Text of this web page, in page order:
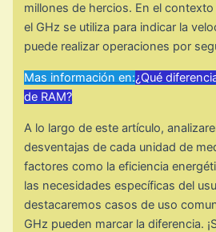
millones de hercios. En el
el GHz se utiliza para indicar la
puede realizar operaciones por
Mas información en:¿Qué
de RAM?
A lo largo de este artículo,
desventajas de cada unidad de
factores como la eficiencia
las necesidades específicas del
destacaremos casos de uso
GHz pueden marcar la diferencia.